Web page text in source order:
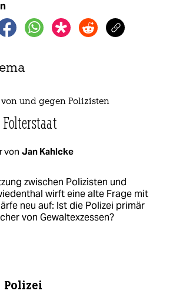
und gegen Polizisten
von Jan Kahlcke
zwischen Polizisten und
wirft eine alte Frage mit
neu auf: Ist die Polizei primär
von Gewaltexzessen?
Polizei